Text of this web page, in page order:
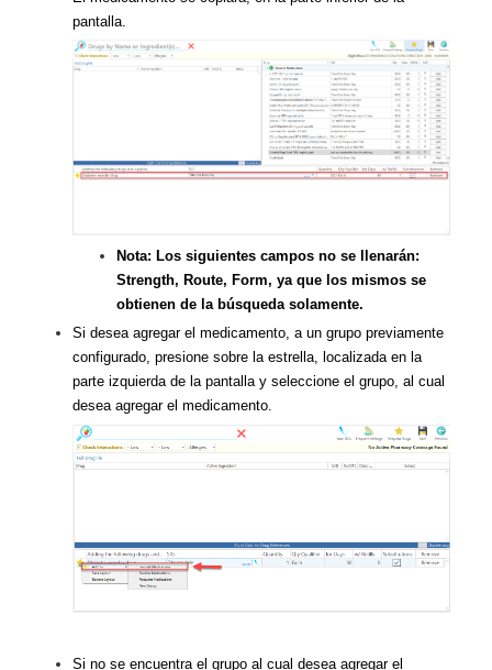
pantalla.
Nota: Los siguientes campos no se llenarán:
Strength, Route, Form, ya que los mismos se
obtienen de la búsqueda solamente.
Si desea agregar el medicamento, a un grupo previamente
configurado, presione sobre la estrella, localizada en la
parte izquierda de la pantalla y seleccione el grupo, al cual
desea agregar el medicamento.
Si no se encuentra el grupo al cual desea agregar el